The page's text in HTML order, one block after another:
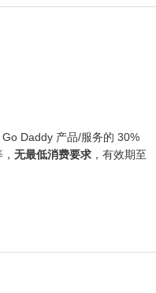
Daddy 产品/服务的 30%
无最低消费要求 ，有效期至